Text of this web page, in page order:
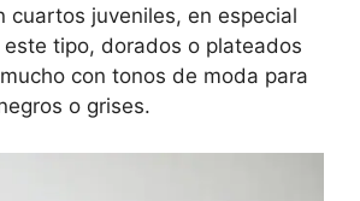
cuartos juveniles, en especial
tipo, dorados o plateados
con tonos de moda para
o grises.